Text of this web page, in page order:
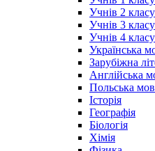
Учнів 2 класу
Учнів 3 класу
Учнів 4 класу
Українська
Зарубіжна
Англійська
Польська
Історія
Географія
Біологія
Хімія